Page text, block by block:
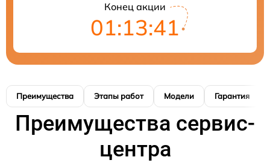
Конец акции
01:13:41
Преимущества Этапы работ Модели Гарантия
Преимущества сервис-
центра